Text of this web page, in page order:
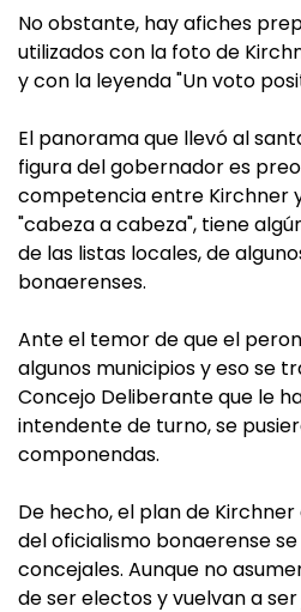
No obstante, hay afiches
utilizados con la foto de
y con la leyenda "Un voto
El panorama que llevó al
figura del gobernador es
competencia entre Kirchner
"cabeza a cabeza", tiene
de las listas locales, de
bonaerenses.
Ante el temor de que el
algunos municipios y eso se
Concejo Deliberante que le
intendente de turno, se
componendas.
De hecho, el plan de
del oficialismo bonaerense
concejales. Aunque no
de ser electos y vuelvan a